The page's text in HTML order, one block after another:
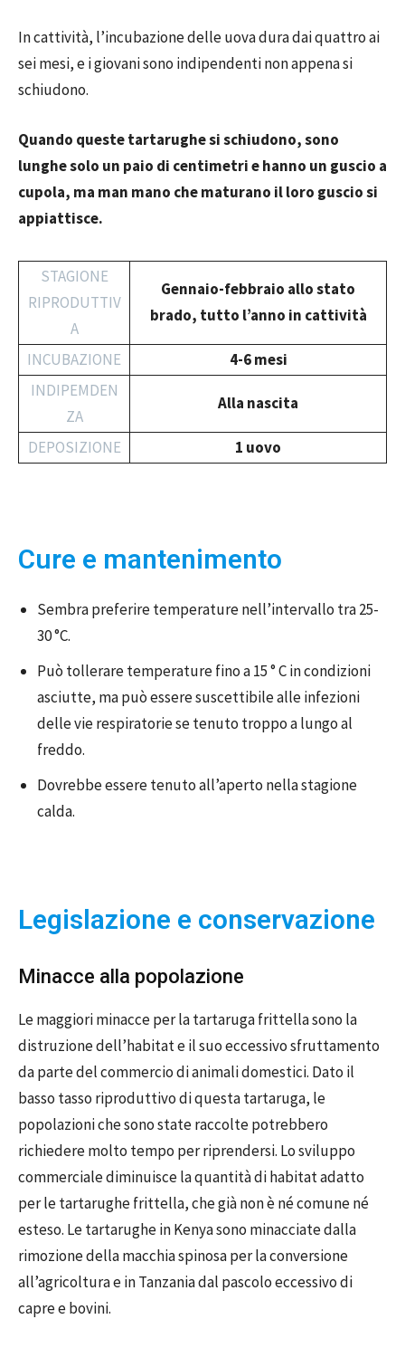
In cattività, l’incubazione delle uova dura dai quattro ai
sei mesi, e i giovani sono indipendenti non appena si
schiudono.
Quando queste tartarughe si schiudono, sono
lunghe solo un paio di centimetri e hanno un guscio a
cupola, ma man mano che maturano il loro guscio si
appiattisce.
STAGIONE
RIPRODUTTIV
A
Gennaio-febbraio allo stato
brado, tutto l’anno in cattività
INCUBAZIONE
4-6 mesi
INDIPEMDEN
ZA
Alla nascita
DEPOSIZIONE 1 uovo
Cure e mantenimento
Sembra preferire temperature nell’intervallo tra 25-
30 °C.
Può tollerare temperature fino a 15 ° C in condizioni
asciutte, ma può essere suscettibile alle infezioni
delle vie respiratorie se tenuto troppo a lungo al
freddo.
Dovrebbe essere tenuto all’aperto nella stagione
calda.
Legislazione e conservazione
Minacce alla popolazione
Le maggiori minacce per la tartaruga frittella sono la
distruzione dell’habitat e il suo eccessivo sfruttamento
da parte del commercio di animali domestici. Dato il
basso tasso riproduttivo di questa tartaruga, le
popolazioni che sono state raccolte potrebbero
richiedere molto tempo per riprendersi. Lo sviluppo
commerciale diminuisce la quantità di habitat adatto
per le tartarughe frittella, che già non è né comune né
esteso. Le tartarughe in Kenya sono minacciate dalla
rimozione della macchia spinosa per la conversione
all’agricoltura e in Tanzania dal pascolo eccessivo di
capre e bovini.